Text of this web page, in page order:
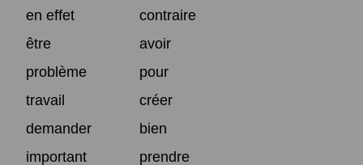
en effet
contraire
être
avoir
problème
pour
travail
créer
demander
bien
important
prendre